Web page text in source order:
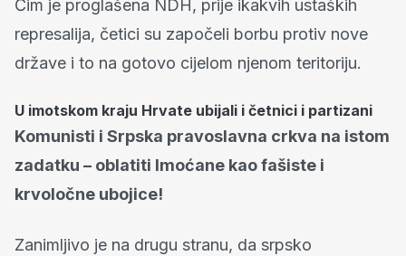
Čim je proglašena NDH, prije ikakvih ustaških
represalija, četici su započeli borbu protiv nove
države i to na gotovo cijelom njenom teritoriju.
U imotskom kraju Hrvate ubijali i četnici i partizani
Komunisti i Srpska pravoslavna crkva na istom
zadatku – oblatiti Imoćane kao fašiste i
krvoločne ubojice!
Zanimljivo je na drugu stranu, da srpsko